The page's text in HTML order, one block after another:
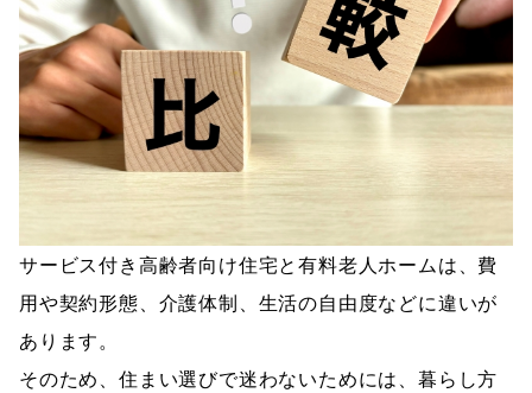
サービス付き高齢者向け住宅と有料老人ホームは、費
用や契約形態、介護体制、生活の自由度などに違いが
あります。
そのため、住まい選びで迷わないためには、暮らし方